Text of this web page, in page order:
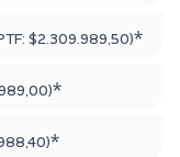
$2.309.989,50)*
)*
)*